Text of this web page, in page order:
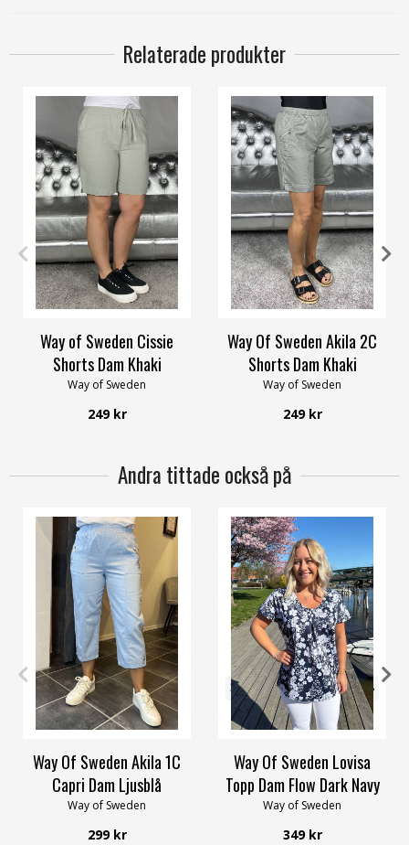
Relaterade produkter
L XL XXL 3XL 4XL
Way of Sweden Cissie
Shorts Dam Khaki
Way of Sweden
249 kr
XXL 3XL
Way Of Sweden Akila 2C
Shorts Dam Khaki
Way of Sweden
249 kr
Andra tittade också på
4XL
Way Of Sweden Akila 1C
Capri Dam Ljusblå
Way of Sweden
299 kr
32/34 48/50 52/54 56/58
Way Of Sweden Lovisa
Topp Dam Flow Dark Navy
Way of Sweden
349 kr